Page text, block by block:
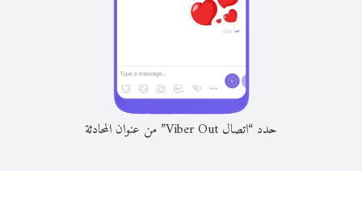
حدد “اتصال Viber Out” من عنوان المحادثة